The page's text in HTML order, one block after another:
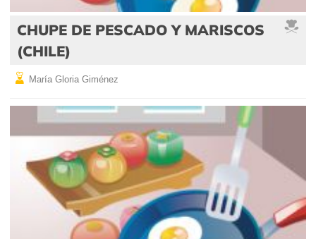
CHUPE DE PESCADO Y MARISCOS
(CHILE)
María Gloria Giménez